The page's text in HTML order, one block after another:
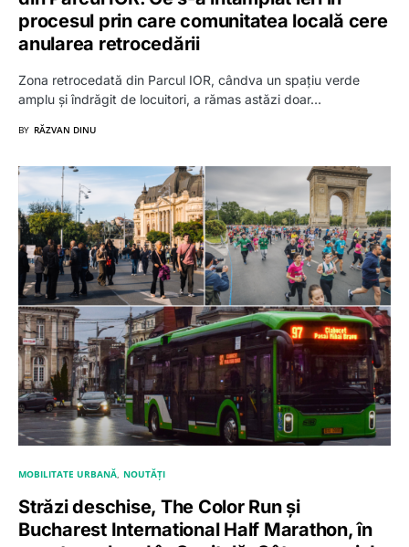
procesul prin care comunitatea locală cere
anularea retrocedării
Zona retrocedată din Parcul IOR, cândva un spațiu verde
amplu și îndrăgit de locuitori, a rămas astăzi doar…
BY RĂZVAN DINU
MOBILITATE URBANĂ NOUTĂȚI
Străzi deschise, The Color Run și
Bucharest International Half Marathon, în